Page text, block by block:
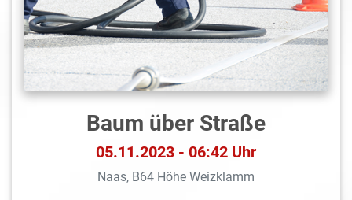
Baum über Straße
05.11.2023 - 06:42 Uhr
Naas, B64 Höhe Weizklamm